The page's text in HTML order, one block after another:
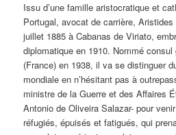
Issu d’une famille aristocratique et
Portugal, avocat de carrière,
juillet 1885 à Cabanas de Viriato,
diplomatique en 1910. Nommé consul
(France) en 1938, il va se distinguer
mondiale en n’hésitant pas à
ministre de la Guerre et des Affaires
Antonio de Oliveira Salazar- pour
réfugiés, épuisés et fatigués, qui